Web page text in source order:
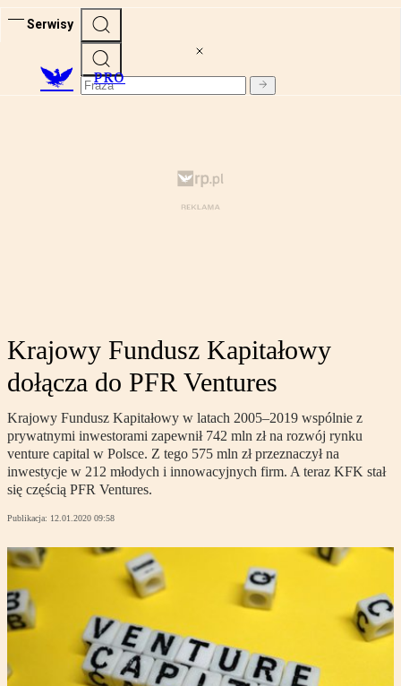
Serwisy
PRO
Krajowy Fundusz Kapitałowy
dołącza do PFR Ventures
Krajowy Fundusz Kapitałowy w latach 2005–2019 wspólnie z
prywatnymi inwestorami zapewnił 742 mln zł na rozwój rynku
venture capital w Polsce. Z tego 575 mln zł przeznaczył na
inwestycje w 212 młodych i innowacyjnych firm. A teraz KFK stał
się częścią PFR Ventures.
Publikacja: 12.01.2020 09:58